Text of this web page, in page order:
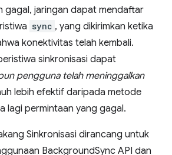
gagal, jaringan dapat mendaftar
sync , yang dikirimkan ketika
konektivitas telah kembali.
sinkronisasi dapat
pengguna telah meninggalkan
lebih efektif daripada metode
lagi permintaan yang gagal.
Sinkronisasi dirancang untuk
BackgroundSync API dan